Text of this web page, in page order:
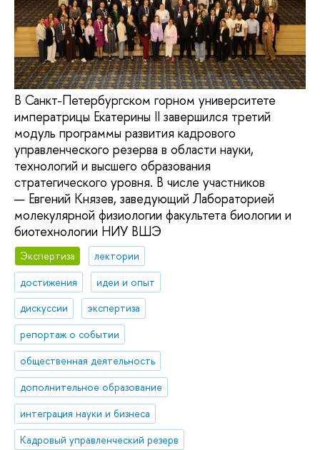
В Санкт-Петербургском горном университете
императрицы Екатерины II завершился третий
модуль программы развития кадрового
управленческого резерва в области науки,
технологий и высшего образования
стратегического уровня. В числе участников
— Евгений Князев, заведующий Лабораторией
молекулярной физиологии факультета биологии и
биотехнологии НИУ ВШЭ
Экспертиза
лектории
достижения
идеи и опыт
дискуссии
экспертиза
репортаж о событии
общественная деятельность
дополнительное образование
интеграция науки и бизнеса
Кадровый управленческий резерв